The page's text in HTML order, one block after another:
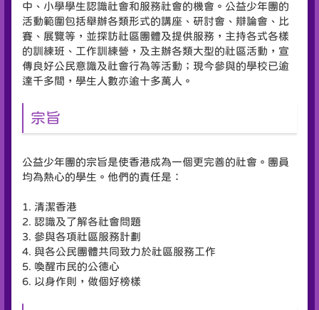
中、小學學生認識社會和服務社會的機會。公益少年團的
活動範圍包括舉辦各類形式的講座、研討會、辯論會、比
賽、展覽等，並探訪社區團體及提供服務，主持各式各樣
的訓練班、工作訓練營，及主辦各類大型的社區活動，宣
傳良好公民意識及社會行為等活動；現今參與的學校已逾
達千多間，學生人數亦逾十多萬人。
宗旨
公益少年團的宗旨是使香港成為一個更完善的社會。團員
均為熱心的學生。他們的責任是：
1. 清潔香港
2. 認識及了解各社會問題
3. 參與各項社區服務計劃
4. 與各公民團體共同致力於社區服務工作
5. 喚醒市民的公德心
6. 以身作則，做個好榜樣